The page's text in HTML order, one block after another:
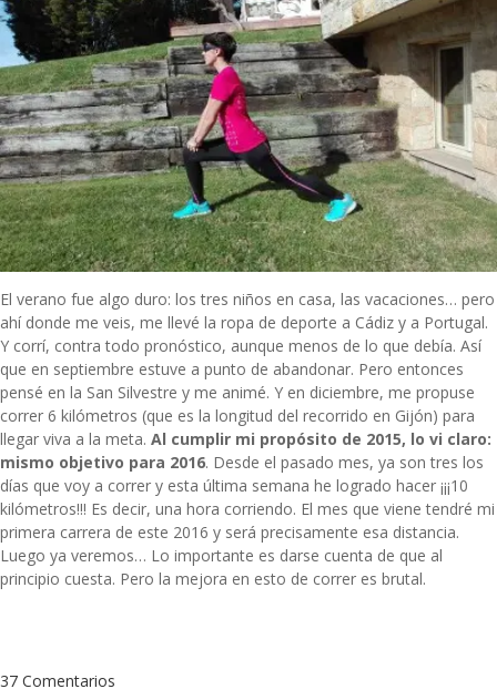
El verano fue algo duro: los tres niños en casa, las vacaciones… pero
ahí donde me veis, me llevé la ropa de deporte a Cádiz y a Portugal.
Y corrí, contra todo pronóstico, aunque menos de lo que debía. Así
que en septiembre estuve a punto de abandonar. Pero entonces
pensé en la San Silvestre y me animé. Y en diciembre, me propuse
correr 6 kilómetros (que es la longitud del recorrido en Gijón) para
llegar viva a la meta. Al cumplir mi propósito de 2015, lo vi claro:
mismo objetivo para 2016. Desde el pasado mes, ya son tres los
días que voy a correr y esta última semana he logrado hacer ¡¡¡10
kilómetros!!! Es decir, una hora corriendo. El mes que viene tendré mi
primera carrera de este 2016 y será precisamente esa distancia.
Luego ya veremos… Lo importante es darse cuenta de que al
principio cuesta. Pero la mejora en esto de correr es brutal.
37 Comentarios